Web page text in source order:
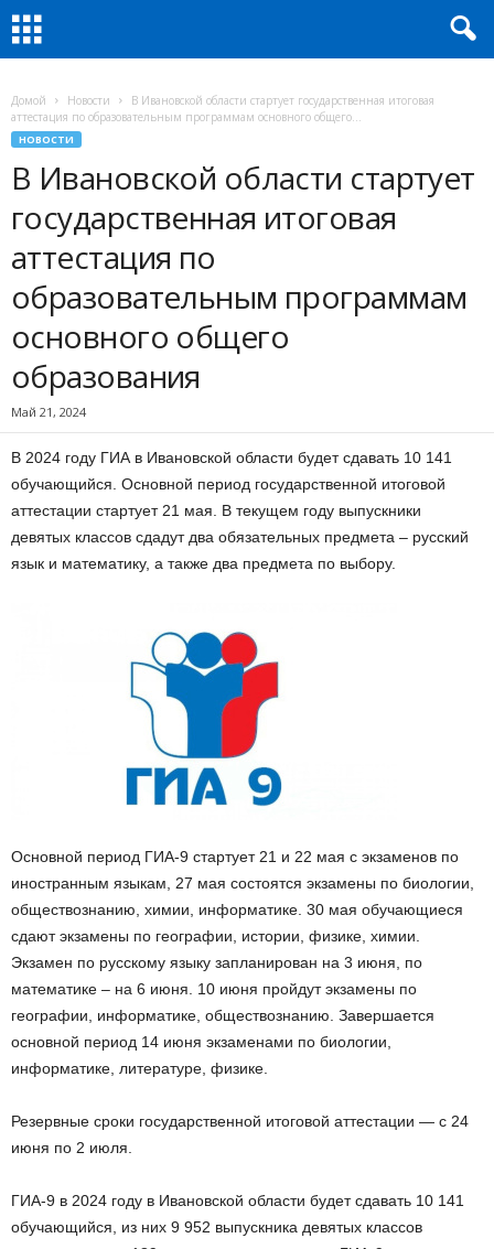
Домой Новости
В Ивановской области стартует государственная итоговая
аттестация по образовательным программам основного общего...
НОВОСТИ
В Ивановской области стартует
государственная итоговая
аттестация по
образовательным программам
основного общего
образования
Май 21, 2024
В 2024 году ГИА в Ивановской области будет сдавать 10 141
обучающийся. Основной период государственной итоговой
аттестации стартует 21 мая. В текущем году выпускники
девятых классов сдадут два обязательных предмета – русский
язык и математику, а также два предмета по выбору.
Основной период ГИА-9 стартует 21 и 22 мая с экзаменов по
иностранным языкам, 27 мая состоятся экзамены по биологии,
обществознанию, химии, информатике. 30 мая обучающиеся
сдают экзамены по географии, истории, физике, химии.
Экзамен по русскому языку запланирован на 3 июня, по
математике – на 6 июня. 10 июня пройдут экзамены по
географии, информатике, обществознанию. Завершается
основной период 14 июня экзаменами по биологии,
информатике, литературе, физике.
Резервные сроки государственной итоговой аттестации — с 24
июня по 2 июля.
ГИА-9 в 2024 году в Ивановской области будет сдавать 10 141
обучающийся, из них 9 952 выпускника девятых классов